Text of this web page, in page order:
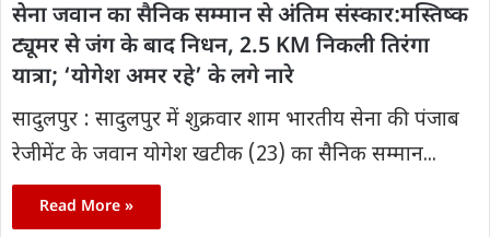
सेना जवान का सैनिक सम्मान से अंतिम संस्कार:मस्तिष्क
ट्यूमर से जंग के बाद निधन, 2.5 KM निकली तिरंगा
यात्रा; ‘योगेश अमर रहे’ के लगे नारे
सादुलपुर : सादुलपुर में शुक्रवार शाम भारतीय सेना की पंजाब
रेजीमेंट के जवान योगेश खटीक (23) का सैनिक सम्मान...
Read More »